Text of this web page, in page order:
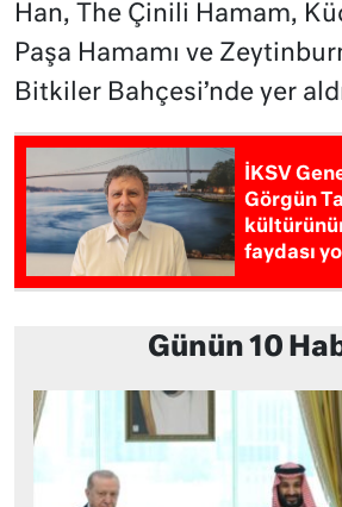
Han, The Çinili Hamam,
Paşa Hamamı ve
Bitkiler Bahçesi’nde yer
İKSV
Görgün
faydası
Günün 10